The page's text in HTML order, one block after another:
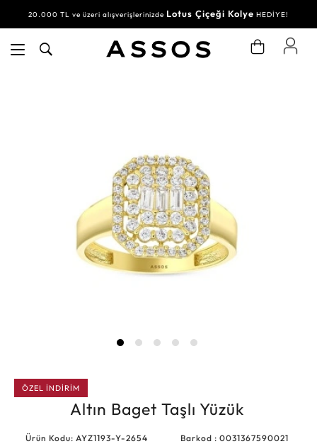
20.000 TL ve üzeri alışverişlerinizde Lotus Çiçeği Kolye HEDİYE!
ÖZEL İNDİRİM
Altın Baget Taşlı Yüzük
Ürün Kodu: AYZ1193-Y-2654 Barkod : 0031367590021